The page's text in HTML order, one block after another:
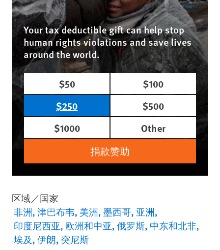
Your tax deductible gift can help stop
human rights violations and save lives
around the world.
$50
$100
$250
$500
$1000
Other
捐款赞助
区域／国家
非洲 津巴布韦 美洲 墨西哥 亚洲
印度尼西亚 欧洲和中亚 俄罗斯 中东和北非
埃及 伊朗 突尼斯